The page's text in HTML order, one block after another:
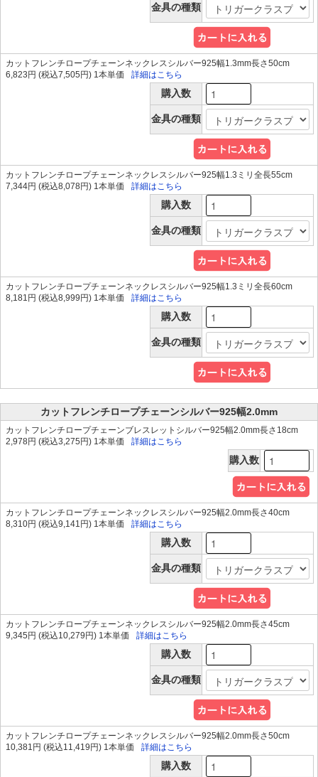
金具の種類
カットフレンチロープチェーンネックレスシルバー925幅1.3mm長さ50cm
6,823円 (税込7,505円) 1本単価
詳細はこちら
購入数
金具の種類
カットフレンチロープチェーンネックレスシルバー925幅1.3ミリ全長55cm
7,344円 (税込8,078円) 1本単価
詳細はこちら
購入数
金具の種類
カットフレンチロープチェーンネックレスシルバー925幅1.3ミリ全長60cm
8,181円 (税込8,999円) 1本単価
詳細はこちら
購入数
金具の種類
カットフレンチロープチェーンシルバー925幅2.0mm
カットフレンチロープチェーンブレスレットシルバー925幅2.0mm長さ18cm
2,978円 (税込3,275円) 1本単価
詳細はこちら
購入数
カットフレンチロープチェーンネックレスシルバー925幅2.0mm長さ40cm
8,310円 (税込9,141円) 1本単価
詳細はこちら
購入数
金具の種類
カットフレンチロープチェーンネックレスシルバー925幅2.0mm長さ45cm
9,345円 (税込10,279円) 1本単価
詳細はこちら
購入数
金具の種類
カットフレンチロープチェーンネックレスシルバー925幅2.0mm長さ50cm
10,381円 (税込11,419円) 1本単価
詳細はこちら
購入数